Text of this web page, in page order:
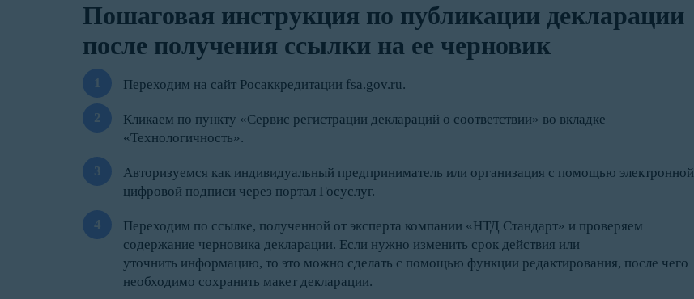
Пошаговая инструкция по публикации декларации
после получения ссылки на ее черновик
Переходим на сайт Росаккредитации fsa.gov.ru.
Кликаем по пункту «Сервис регистрации деклараций о соответствии» во вкладке
«Технологичность».
Авторизуемся как индивидуальный предприниматель или организация с помощью электронной
цифровой подписи через портал Госуслуг.
Переходим по ссылке, полученной от эксперта компании «НТД Стандарт» и проверяем
содержание черновика декларации. Если нужно изменить срок действия или
уточнить информацию, то это можно сделать с помощью функции редактирования, после чего
необходимо сохранить макет декларации.